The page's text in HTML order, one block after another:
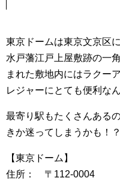
東京ドームは東京文京区
水戸藩江戸上屋敷跡の一
まれた敷地内にはラクー
レジャーにとても便利な
最寄り駅もたくさんある
きか迷ってしまうかも！？
【東京ドーム】
住所： 〒112-0004